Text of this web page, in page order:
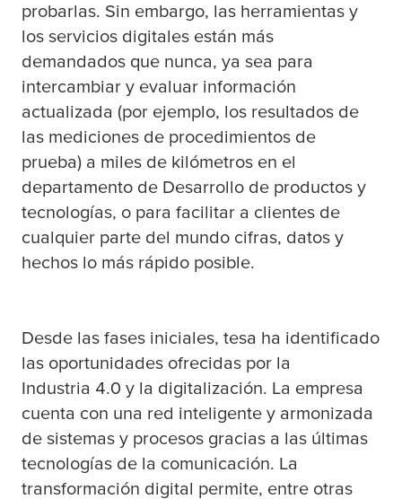
probarlas. Sin embargo, las herramientas y
los servicios digitales están más
demandados que nunca, ya sea para
intercambiar y evaluar información
actualizada (por ejemplo, los resultados de
las mediciones de procedimientos de
prueba) a miles de kilómetros en el
departamento de Desarrollo de productos y
tecnologías, o para facilitar a clientes de
cualquier parte del mundo cifras, datos y
hechos lo más rápido posible.
Desde las fases iniciales, tesa ha identificado
las oportunidades ofrecidas por la
Industria 4.0 y la digitalización. La empresa
cuenta con una red inteligente y armonizada
de sistemas y procesos gracias a las últimas
tecnologías de la comunicación. La
transformación digital permite, entre otras